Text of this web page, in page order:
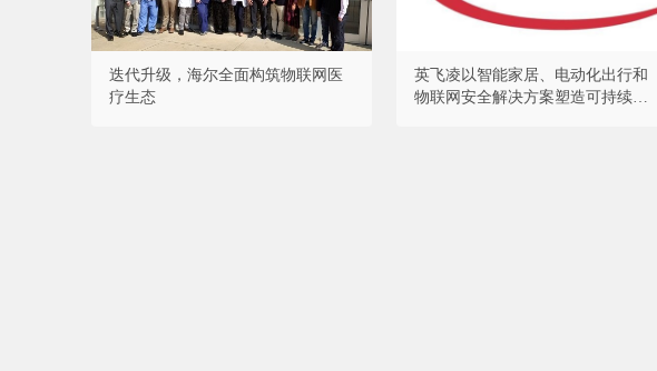
迭代升级，海尔全面构筑物联网医
疗生态
英飞凌以智能家居、电动化出行和
物联网安全解决方案塑造可持续未